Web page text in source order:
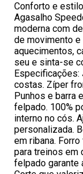
Conforto e
Agasalho
moderna com
de movimento
aquecimentos,
seu e sinta-se
Especificações:
costas. Zíper
Punhos e barra
felpado. 100%
interno no cós.
personalizada.
em ribana.
para treinos em
felpado garante